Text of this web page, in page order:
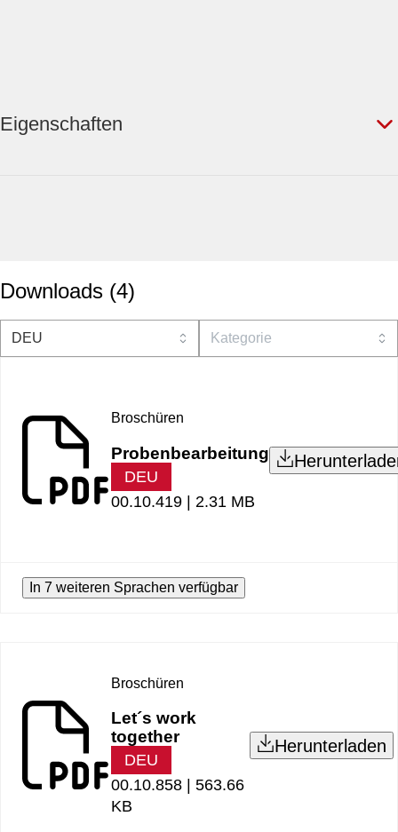
Eigenschaften
Downloads (4)
Broschüren
Probenbearbeitung
DEU
00.10.419 | 2.31 MB
In 7 weiteren Sprachen verfügbar
Broschüren
Let´s work
together
DEU
00.10.858 | 563.66
KB
Herunterladen